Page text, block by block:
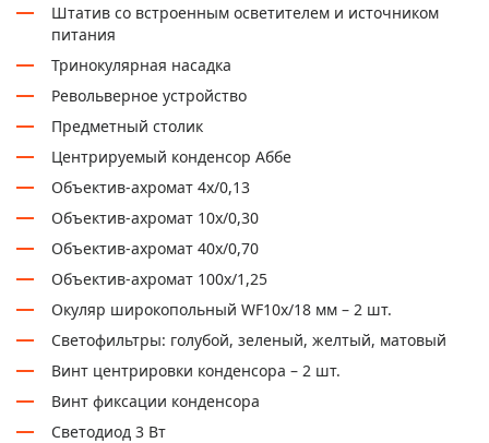
Штатив со встроенным осветителем и источником
питания
Тринокулярная насадка
Револьверное устройство
Предметный столик
Центрируемый конденсор Аббе
Объектив-ахромат 4х/0,13
Объектив-ахромат 10х/0,30
Объектив-ахромат 40х/0,70
Объектив-ахромат 100х/1,25
Окуляр широкопольный WF10х/18 мм – 2 шт.
Светофильтры: голубой, зеленый, желтый, матовый
Винт центрировки конденсора – 2 шт.
Винт фиксации конденсора
Светодиод 3 Вт